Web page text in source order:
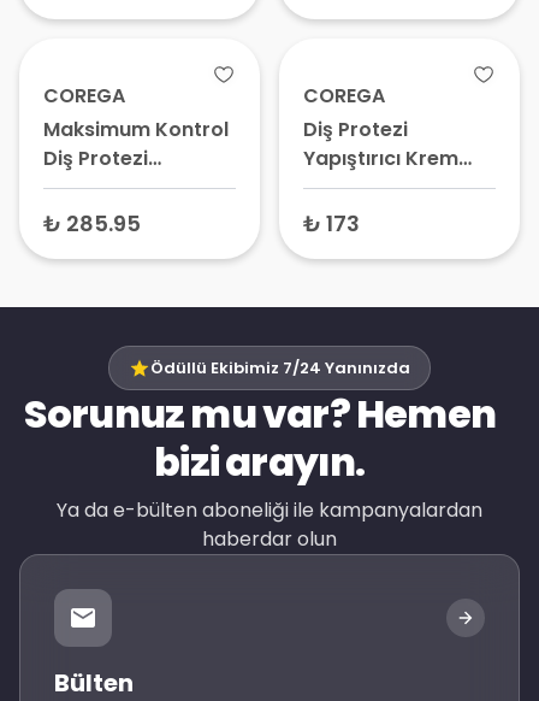
COREGA
Maksimum Kontrol
Diş Protezi
Yapıştırıcı Krem 40
ml
₺ 285.95
COREGA
Diş Protezi
Yapıştırıcı Krem
Yastık Konforu 40
gr
₺ 173
Ödüllü Ekibimiz 7/24 Yanınızda
Sorunuz mu var? Hemen
bizi arayın.
Ya da e-bülten aboneliği ile kampanyalardan
haberdar olun
Bülten